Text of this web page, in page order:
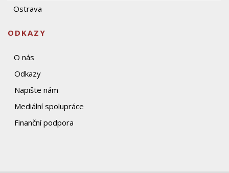
Ostrava
ODKAZY
O nás
Odkazy
Napište nám
Mediální spolupráce
Finanční podpora